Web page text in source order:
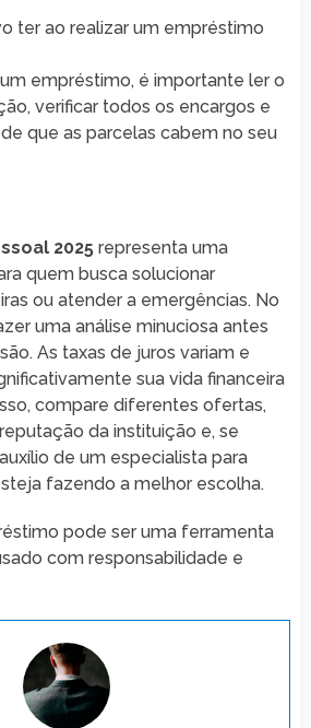
ter ao realizar um empréstimo
empréstimo, é importante ler o
verificar todos os encargos e
que as parcelas cabem no seu
2025representa uma
quem busca solucionar
ou atender a emergências. No
uma análise minuciosa antes
As taxas de juros variam e
sua vida financeira
compare diferentes ofertas,
da instituição e, se
de um especialista para
fazendo a melhor escolha.
pode ser uma ferramenta
com responsabilidade e